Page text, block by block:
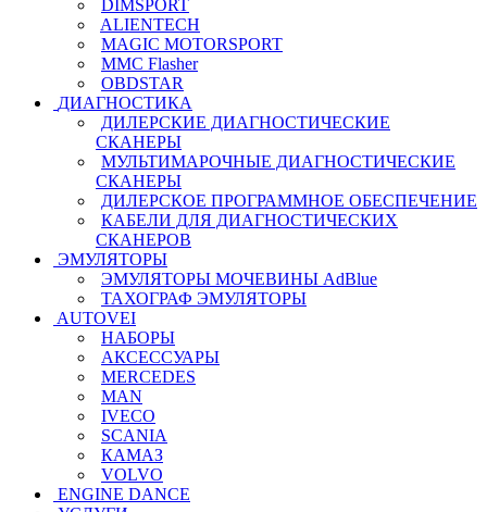
DIMSPORT
ALIENTECH
MAGIC MOTORSPORT
MMC Flasher
OBDSTAR
ДИАГНОСТИКА
ДИЛЕРСКИЕ ДИАГНОСТИЧЕСКИЕ
СКАНЕРЫ
МУЛЬТИМАРОЧНЫЕ ДИАГНОСТИЧЕСКИЕ
СКАНЕРЫ
ДИЛЕРСКОЕ ПРОГРАММНОЕ ОБЕСПЕЧЕНИЕ
КАБЕЛИ ДЛЯ ДИАГНОСТИЧЕСКИХ
СКАНЕРОВ
ЭМУЛЯТОРЫ
ЭМУЛЯТОРЫ МОЧЕВИНЫ АdBlue
ТАХОГРАФ ЭМУЛЯТОРЫ
AUTOVEI
НАБОРЫ
АКСЕССУАРЫ
MERCEDES
MAN
IVECO
SCANIA
КАМАЗ
VOLVO
ENGINE DANCE